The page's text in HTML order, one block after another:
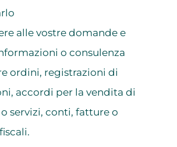
alle vostre domande e
o consulenza
ordini, registrazioni di
accordi per la vendita di
servizi, conti, fatture o